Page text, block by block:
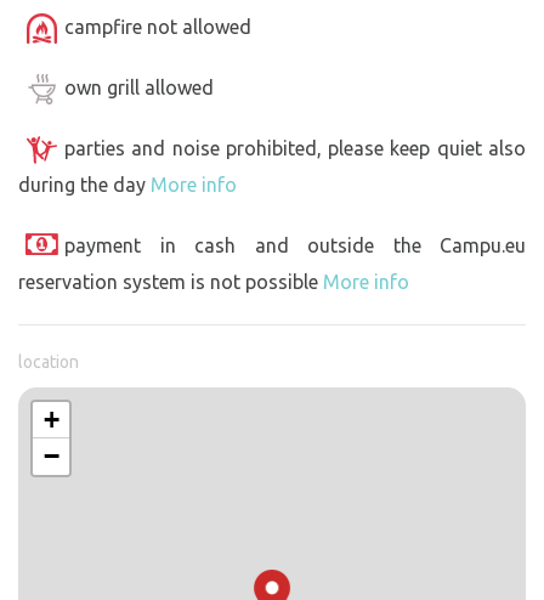
campfire not allowed
own grill allowed
parties and noise prohibited, please keep quiet also
during the day More info
payment in cash and outside the Campu.eu
reservation system is not possible More info
location
+
−